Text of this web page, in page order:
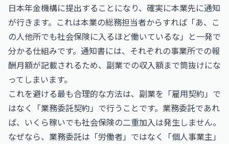
日本年金機構に提出することになり、確実に本業先に通知
が行きます。これは本業の総務担当者からすれば「あ、こ
の人他所でも社会保険に入るほど働いているな」と一発で
分かる仕組みです。通知書には、それぞれの事業所での報
酬月額が記載されるため、副業での収入額まで筒抜けにな
ってしまいます。
これを避ける最も合理的な方法は、副業を「雇用契約」で
はなく「業務委託契約」で行うことです。業務委託であれ
ば、いくら稼いでも社会保険の二重加入は発生しません。
なぜなら、業務委託は「労働者」ではなく「個人事業主」